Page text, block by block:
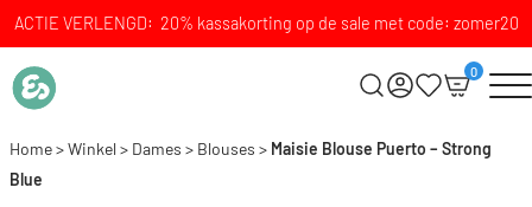
ACTIE VERLENGD: 20% kassakorting op de sale met code: zomer20
0
Home>Winkel> Dames > Blouses > Maisie Blouse Puerto – Strong
Blue